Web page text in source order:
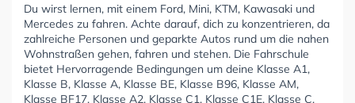
Du wirst lernen, mit einem Ford, Mini, KTM, Kawasaki und
Mercedes zu fahren. Achte darauf, dich zu konzentrieren, da
zahlreiche Personen und geparkte Autos rund um die nahen
Wohnstraßen gehen, fahren und stehen. Die Fahrschule
bietet Hervorragende Bedingungen um deine Klasse A1,
Klasse B, Klasse A, Klasse BE, Klasse B96, Klasse AM,
Klasse BF17, Klasse A2, Klasse C1, Klasse C1E, Klasse C,